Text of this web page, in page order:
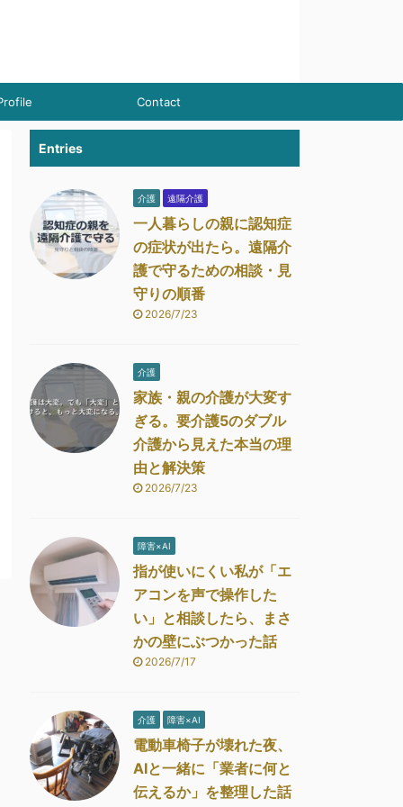
Contact
Entries
介護 遠隔介護
一人暮らしの親に認知症
の症状が出たら。遠隔介
護で守るための相談・見
守りの順番
2026/7/23
介護
家族・親の介護が大変す
ぎる。要介護5のダブル
介護から見えた本当の理
由と解決策
2026/7/23
障害×AI
指が使いにくい私が「エ
アコンを声で操作した
い」と相談したら、まさ
かの壁にぶつかった話
2026/7/17
介護 障害×AI
電動車椅子が壊れた夜、
AIと一緒に「業者に何と
伝えるか」を整理した話